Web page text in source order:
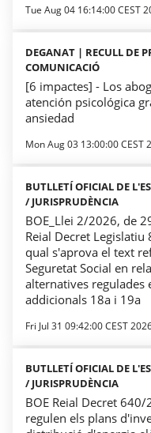
Tue Aug 04 16:14:00 CEST
DEGANAT | RECULL DE
COMUNICACIÓ
[6 impactes] - Los
atención psicológica
ansiedad
Mon Aug 03 13:00:00 CEST
BUTLLETÍ OFICIAL DE
/ JURISPRUDÈNCIA
BOE_Llei 2/2026, de
Reial Decret
qual s'aprova el text
Seguretat Social en
alternatives regulades
addicionals 18a i 19a
Fri Jul 31 09:42:00 CEST
BUTLLETÍ OFICIAL DE
/ JURISPRUDÈNCIA
BOE Reial Decret
regulen els plans